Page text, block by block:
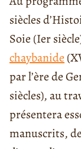
siècles
Soie (Ier
chaybanide
par l’ère de
siècles), au
présentera
manuscrits,